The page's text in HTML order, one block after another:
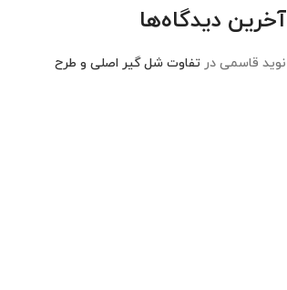
آخرین دیدگاه‌ها
نوید قاسمیدرتفاوت شل گیر اصلی و طرح